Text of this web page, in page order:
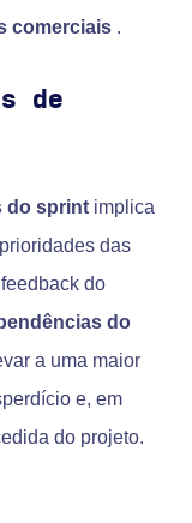
comerciais .
de
do sprint implica
das
do
do
a uma maior
e, em
do projeto.